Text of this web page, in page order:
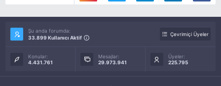
Şu anda forumda:
33.899 Kullanıcı Aktif
Çevrimiçi Üyeler
Konular:
4.431.761
Mesajlar:
29.973.941
Üyeler:
225.795